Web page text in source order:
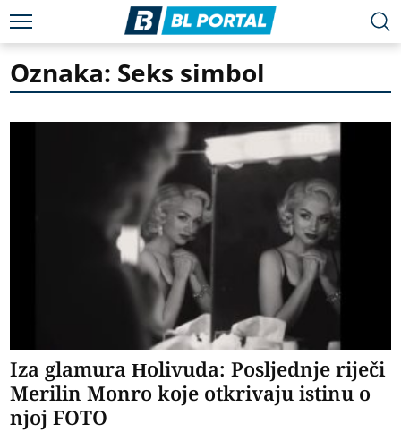
Oznaka: Seks simbol
Iza glamura Holivuda: Posljednje riječi
Merilin Monro koje otkrivaju istinu o
njoj FOTO